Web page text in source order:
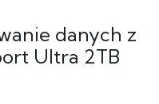
danych z
Ultra 2TB